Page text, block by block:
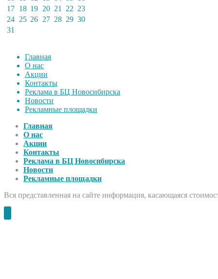
17 18 19 20 21 22 23
24 25 26 27 28 29 30
31
Главная
О нас
Акции
Контакты
Реклама в БЦ Новосибирска
Новости
Рекламные площадки
Главная
О нас
Акции
Контакты
Реклама в БЦ Новосибирска
Новости
Рекламные площадки
Вся представленная на сайте информация, касающаяся